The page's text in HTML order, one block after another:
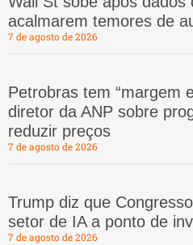
acalmarem temores de
7 de agosto de 2026
Petrobras tem “margem
diretor da ANP sobre
reduzir preços
7 de agosto de 2026
Trump diz que
setor de IA a ponto de
7 de agosto de 2026